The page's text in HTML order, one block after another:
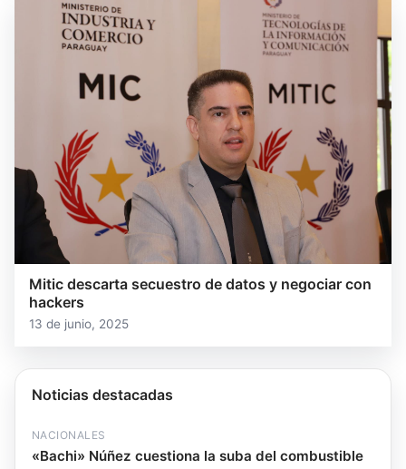
Mitic descarta secuestro de datos y negociar con
hackers
13 de junio, 2025
Noticias destacadas
NACIONALES
«Bachi» Núñez cuestiona la suba del combustible